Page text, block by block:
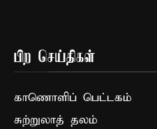
பிற செய்திகள்
காணொளிப் பெட்டகம்
சுற்றுலாத் தலம்